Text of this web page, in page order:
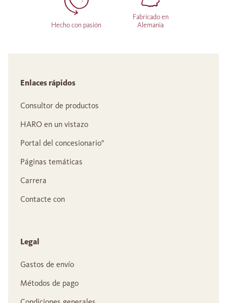
Hecho con pasión
Fabricado en
Alemania
Enlaces rápidos
Consultor de productos
HARO en un vistazo
Portal del concesionario°
Páginas temáticas
Carrera
Contacte con
Legal
Gastos de envío
Métodos de pago